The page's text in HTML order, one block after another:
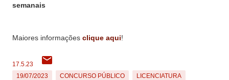
semanais
Maiores informações clique aqui!
17.5.23
19/07/2023
CONCURSO PÚBLICO LICENCIATURA